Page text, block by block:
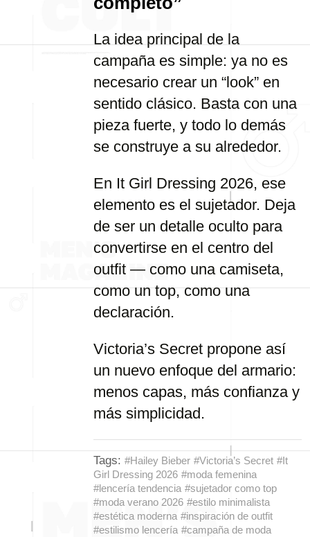
La idea principal de la
campaña es simple: ya no es
necesario crear un “look” en
sentido clásico. Basta con una
pieza fuerte, y todo lo demás
se construye a su alrededor.
En It Girl Dressing 2026, ese
elemento es el sujetador. Deja
de ser un detalle oculto para
convertirse en el centro del
outfit — como una camiseta,
como un top, como una
declaración.
Victoria’s Secret propone así
un nuevo enfoque del armario:
menos capas, más confianza y
más simplicidad.
Tags: #Hailey Bieber #Victoria’s Secret #It
Girl Dressing 2026 #moda femenina
#lencería tendencia #sujetador como top
#moda verano 2026 #estilo minimalista
#estética moderna #inspiración de outfit
#estilismo lencería #campaña de moda